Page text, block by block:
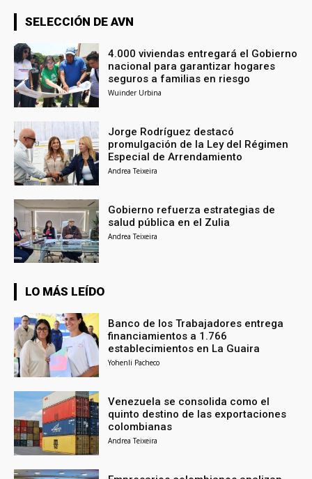
SELECCIÓN DE AVN
4.000 viviendas entregará el Gobierno
nacional para garantizar hogares
seguros a familias en riesgo
Wuinder Urbina
Jorge Rodríguez destacó
promulgación de la Ley del Régimen
Especial de Arrendamiento
Andrea Teixeira
Gobierno refuerza estrategias de
salud pública en el Zulia
Andrea Teixeira
LO MÁS LEÍDO
Banco de los Trabajadores entrega
financiamientos a 1.766
establecimientos en La Guaira
Yohenli Pacheco
Venezuela se consolida como el
quinto destino de las exportaciones
colombianas
Andrea Teixeira